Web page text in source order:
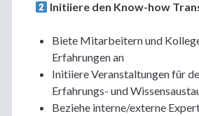
Initiiere den Know-how
Biete Mitarbeitern und
Erfahrungen an
Initiiere Veranstaltungen für
Erfahrungs- und
Beziehe interne/externe